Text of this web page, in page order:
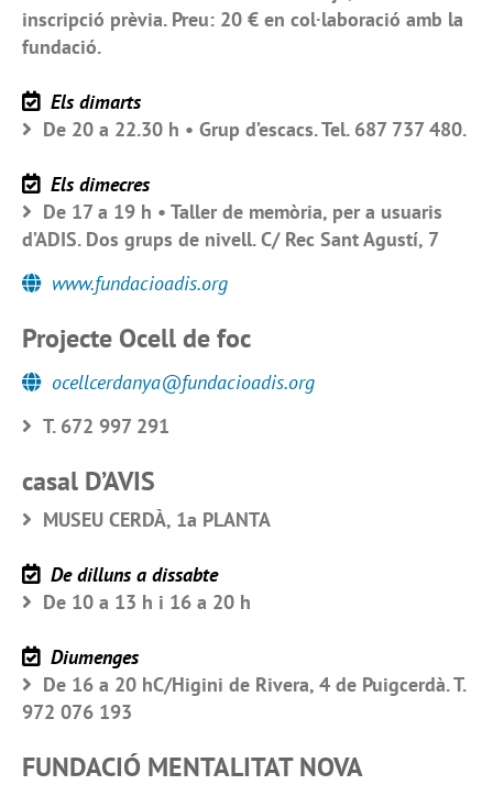
inscripció prèvia. Preu: 20 € en col·laboració amb la
fundació.
Els dimarts
De 20 a 22.30 h • Grup d’escacs. Tel. 687 737 480.
Els dimecres
De 17 a 19 h • Taller de memòria, per a usuaris
d’ADIS. Dos grups de nivell. C/ Rec Sant Agustí, 7
www.fundacioadis.org
Projecte Ocell de foc
ocellcerdanya@fundacioadis.org
T. 672 997 291
casal D’AVIS
MUSEU CERDÀ, 1a PLANTA
De dilluns a dissabte
De 10 a 13 h i 16 a 20 h
Diumenges
De 16 a 20 hC/Higini de Rivera, 4 de Puigcerdà. T.
972 076 193
FUNDACIÓ MENTALITAT NOVA